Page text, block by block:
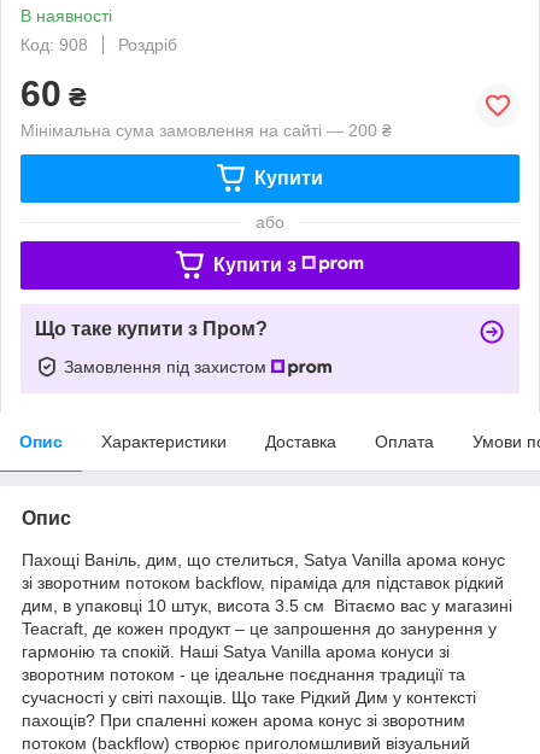
В наявності
Код: 908
Роздріб
60 ₴
Мінімальна сума замовлення на сайті — 200 ₴
Купити
або
Купити з
Що таке купити з Пром?
Замовлення під захистом
Опис Характеристики Доставка Оплата Умови
Опис
Пахощі Ваніль, дим, що стелиться, Satya Vanilla арома конус
зі зворотним потоком backflow, піраміда для підставок рідкий
дим, в упаковці 10 штук, висота 3.5 см Вітаємо вас у магазині
Teacraft, де кожен продукт – це запрошення до занурення у
гармонію та спокій. Наші Satya Vanilla арома конуси зі
зворотним потоком - це ідеальне поєднання традиції та
сучасності у світі пахощів. Що таке Рідкий Дим у контексті
пахощів? При спаленні кожен арома конус зі зворотним
потоком (backflow) створює приголомшливий візуальний